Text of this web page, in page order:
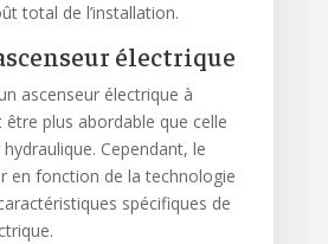
total de l’installation.
électrique
ascenseur électrique à
être plus abordable que celle
hydraulique. Cependant, le
en fonction de la technologie
spécifiques de